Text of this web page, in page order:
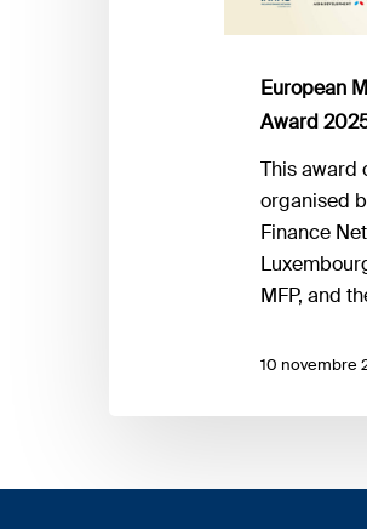
European
Award
This award
organised
Finance
MFP, and
10 novembre